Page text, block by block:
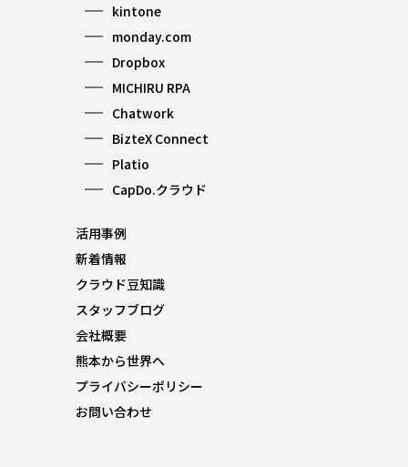
kintone
monday.com
Dropbox
MICHIRU RPA
Chatwork
BizteX Connect
Platio
CapDo.クラウド
活用事例
新着情報
クラウド豆知識
スタッフブログ
会社概要
熊本から世界へ
プライバシーポリシー
お問い合わせ